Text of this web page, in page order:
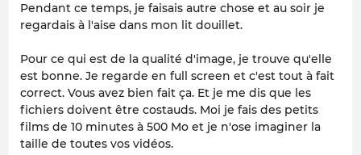
Pendant ce temps, je faisais autre chose et au soir je
regardais à l'aise dans mon lit douillet.
Pour ce qui est de la qualité d'image, je trouve qu'elle
est bonne. Je regarde en full screen et c'est tout à fait
correct. Vous avez bien fait ça. Et je me dis que les
fichiers doivent être costauds. Moi je fais des petits
films de 10 minutes à 500 Mo et je n'ose imaginer la
taille de toutes vos vidéos.